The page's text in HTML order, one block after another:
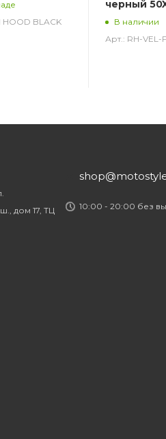
HOOD BLACK
черный
В наличии
Арт.: RH-VEL-
дом 17, ТЦ
10:00 - 20:00 без